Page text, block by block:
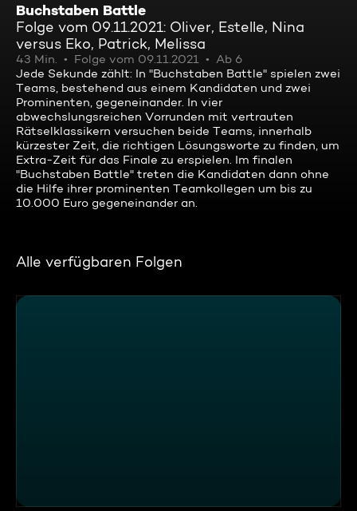
Buchstaben Battle
Folge vom 09.11.2021: Oliver, Estelle, Nina
versus Eko, Patrick, Melissa
43 Min. Folge vom 09.11.2021
Ab 6
Jede Sekunde zählt: In "Buchstaben Battle" spielen zwei
Teams, bestehend aus einem Kandidaten und zwei
Prominenten, gegeneinander. In vier
abwechslungsreichen Vorrunden mit vertrauten
Rätselklassikern versuchen beide Teams, innerhalb
kürzester Zeit, die richtigen Lösungsworte zu finden, um
Extra-Zeit für das Finale zu erspielen. Im finalen
"Buchstaben Battle" treten die Kandidaten dann ohne
die Hilfe ihrer prominenten Teamkollegen um bis zu
10.000 Euro gegeneinander an.
Alle verfügbaren Folgen